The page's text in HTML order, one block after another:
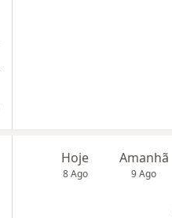
Hoje
8 Ago
Amanhã
9 Ago